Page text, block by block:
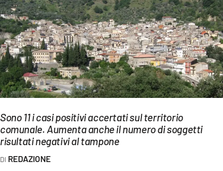
CULTURA
ECONOMIA E LAVORO
EVENTI
SPORT
Streaming
LAC TV
LAC NETWORK
LAC ONAIR
Sono 11 i casi positivi accertati sul territorio
comunale. Aumenta anche il numero di soggetti
risultati negativi al tampone
REDAZIONE